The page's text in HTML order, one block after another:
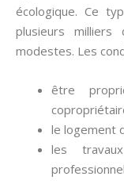
écologique. Ce
plusieurs
modestes. Les
être
le logement
les